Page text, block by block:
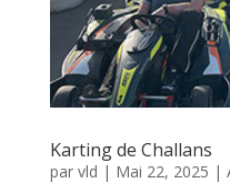
Karting de Challans
par vld | Mai 22, 2025 |